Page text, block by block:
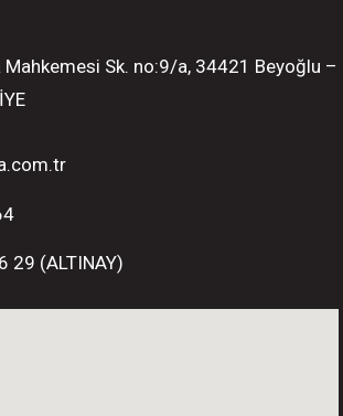
Mahkemesi Sk. no:9/a, 34421 Beyoğlu –
29 (ALTINAY)